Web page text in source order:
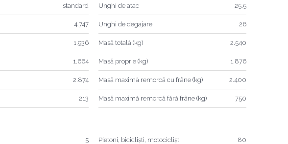
standard
4.747
1.936
1.664
2.874
213
Unghi de atac 25,5
Unghi de degajare 26
Masă totală (kg) 2.540
Masă proprie (kg) 1.876
Masă maximă remorcă cu frâne (kg) 2.400
Masă maximă remorcă fără frâne (kg) 750
5 Pietoni, bicicliști, motocicliști 80